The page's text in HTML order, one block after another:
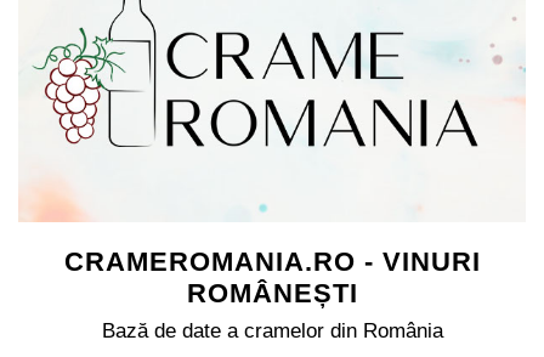
CRAMEROMANIA.RO - VINURI
ROMÂNEȘTI
Bază de date a cramelor din România